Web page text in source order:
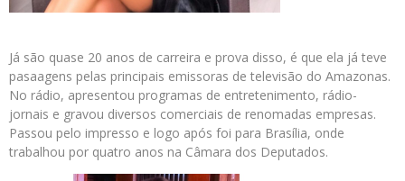
Já são quase 20 anos de carreira e prova disso, é que ela já teve
pasaagens pelas principais emissoras de televisão do Amazonas.
No rádio, apresentou programas de entretenimento, rádio-
jornais e gravou diversos comerciais de renomadas empresas.
Passou pelo impresso e logo após foi para Brasília, onde
trabalhou por quatro anos na Câmara dos Deputados.